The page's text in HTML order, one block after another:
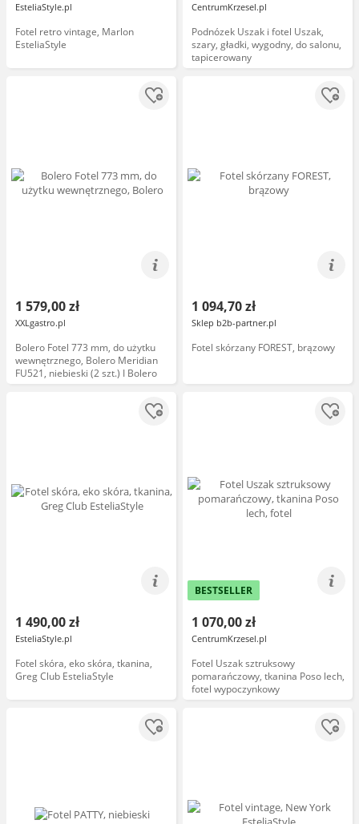
EsteliaStyle.pl
Fotel retro vintage, Marlon
EsteliaStyle
CentrumKrzesel.pl
Podnózek Uszak i fotel Uszak,
szary, gładki, wygodny, do salonu,
tapicerowany
1 579,00 zł
XXLgastro.pl
Bolero Fotel 773 mm, do użytku
wewnętrznego, Bolero Meridian
FU521, niebieski (2 szt.) I Bolero
1 094,70 zł
Sklep b2b-partner.pl
Fotel skórzany FOREST, brązowy
1 490,00 zł
EsteliaStyle.pl
Fotel skóra, eko skóra, tkanina,
Greg Club EsteliaStyle
BESTSELLER
1 070,00 zł
CentrumKrzesel.pl
Fotel Uszak sztruksowy
pomarańczowy, tkanina Poso lech,
fotel wypoczynkowy